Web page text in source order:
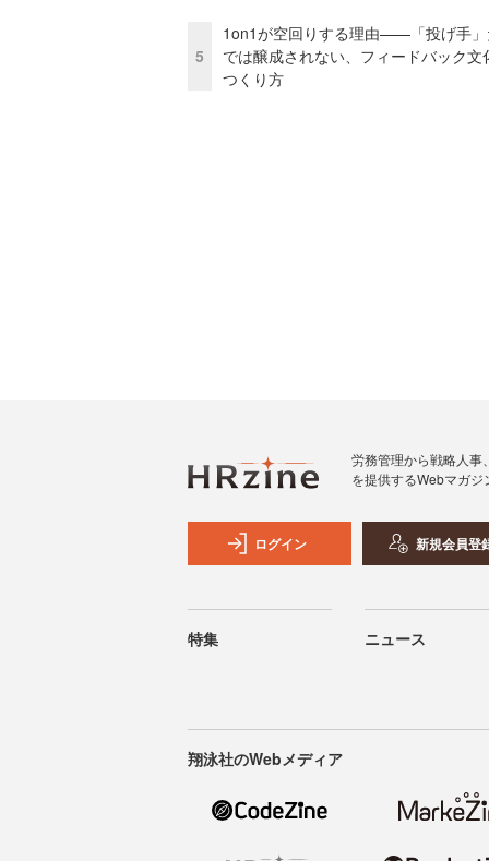
5
1on1が空回りする理由——「投げ手
では醸成されない、フィードバック文
つくり方
労務管理から戦略人事
を提供するWebマガジ
ログイン 新規会員登
特集 ニュース
翔泳社のWebメディア